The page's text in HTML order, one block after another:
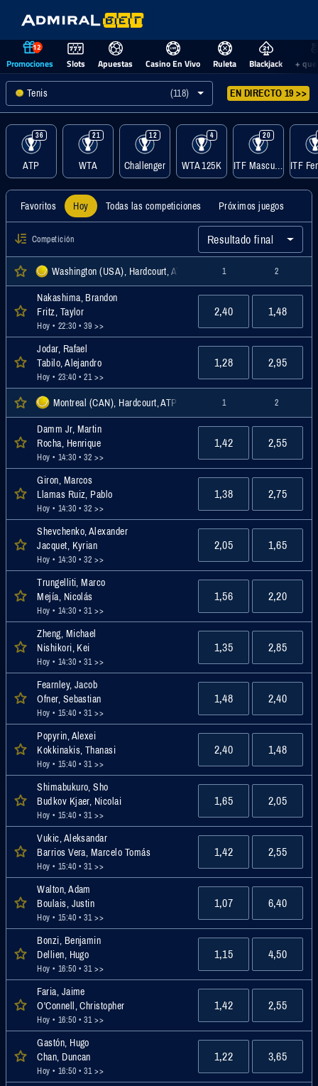
12
Promociones Slots Apuestas Casino En Vivo Ruleta Blackjack +
Tenis (118) EN DIRECTO 19 >>
36
ATP
21
WTA
12
Challenger
4
WTA 125K
20
ITF Masculino
Favoritos Hoy Todas las competiciones Próximos juegos
Competición Resultado final
Washington (USA), Hardcourt, ATP 1 2
Nakashima, Brandon
Fritz, Taylor
Hoy • 22:30 • 39 >>
2,40 1,48
Jodar, Rafael
Tabilo, Alejandro
Hoy • 23:40 • 21 >>
1,28 2,95
Montreal (CAN), Hardcourt, ATP 1 2
Damm Jr, Martin
Rocha, Henrique
Hoy • 14:30 • 32 >>
1,42 2,55
Giron, Marcos
Llamas Ruiz, Pablo
Hoy • 14:30 • 32 >>
1,38 2,75
Shevchenko, Alexander
Jacquet, Kyrian
Hoy • 14:30 • 32 >>
2,05 1,65
Trungelliti, Marco
Mejía, Nicolás
Hoy • 14:30 • 31 >>
1,56 2,20
Zheng, Michael
Nishikori, Kei
Hoy • 14:30 • 31 >>
1,35 2,85
Fearnley, Jacob
Ofner, Sebastian
Hoy • 15:40 • 31 >>
1,48 2,40
Popyrin, Alexei
Kokkinakis, Thanasi
Hoy • 15:40 • 31 >>
2,40 1,48
Shimabukuro, Sho
Budkov Kjaer, Nicolai
Hoy • 15:40 • 31 >>
1,65 2,05
Vukic, Aleksandar
Barrios Vera, Marcelo Tomás
Hoy • 15:40 • 31 >>
1,42 2,55
Walton, Adam
Boulais, Justin
Hoy • 15:40 • 31 >>
1,07 6,40
Bonzi, Benjamin
Dellien, Hugo
Hoy • 16:50 • 31 >>
1,15 4,50
Faria, Jaime
O'Connell, Christopher
Hoy • 16:50 • 31 >>
1,42 2,55
Gastón, Hugo
Chan, Duncan
Hoy • 16:50 • 31 >>
1,22 3,65